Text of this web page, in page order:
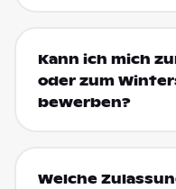
Kann ich mich
oder zum
bewerben?
Welche